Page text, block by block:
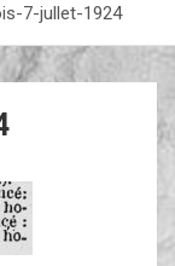
7-jullet-1924